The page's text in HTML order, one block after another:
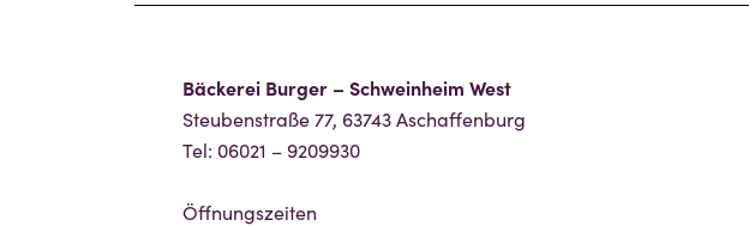
Bäckerei Burger – Schweinheim West
Steubenstraße 77, 63743 Aschaffenburg
Tel: 06021 – 9209930
Öffnungszeiten